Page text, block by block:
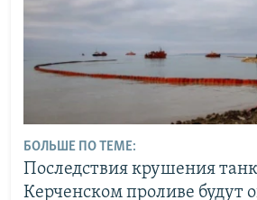
БОЛЬШЕ ПО ТЕМЕ:
Последствия крушения
Керченском проливе будут